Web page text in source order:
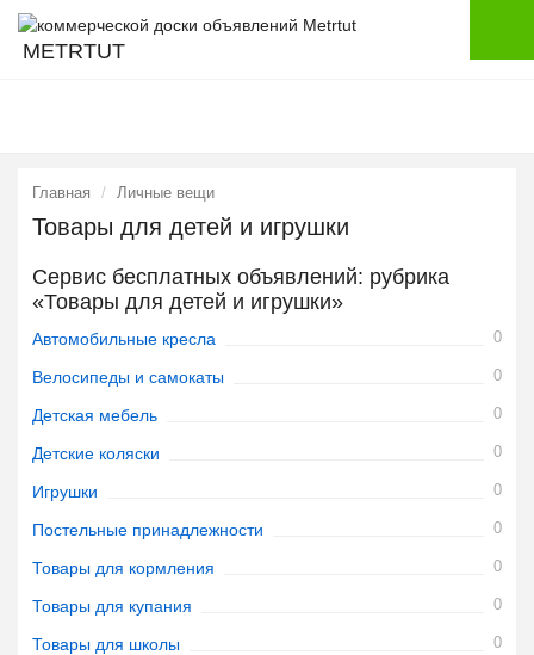
METRTUT
Главная Личные вещи
Товары для детей и игрушки
Сервис бесплатных объявлений: рубрика
«Товары для детей и игрушки»
Автомобильные кресла 0
Велосипеды и самокаты 0
Детская мебель 0
Детские коляски 0
Игрушки 0
Постельные принадлежности 0
Товары для кормления 0
Товары для купания 0
Товары для школы 0